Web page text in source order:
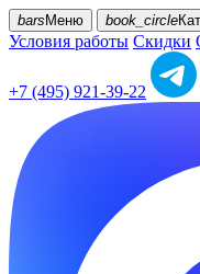
bars Меню book_circle
Условия работы Скидки
+7 (495) 921-39-22